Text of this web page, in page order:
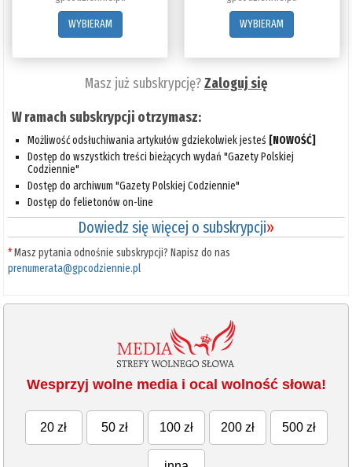
WYBIERAM
WYBIERAM
Masz już subskrypcję?Zaloguj się
W ramach subskrypcji otrzymasz:
Możliwość odsłuchiwania artykułów gdziekolwiek jesteś [NOWOŚĆ]
Dostęp do wszystkich treści bieżących wydań "Gazety Polskiej
Codziennie"
Dostęp do archiwum "Gazety Polskiej Codziennie"
Dostęp do felietonów on-line
Dowiedz się więcej o subskrypcji»
*Masz pytania odnośnie subskrypcji? Napisz do nas
prenumerata@gpcodziennie.pl
Wesprzyj wolne media i ocal wolność słowa!
20 zł 50 zł 100 zł 200 zł 500 zł